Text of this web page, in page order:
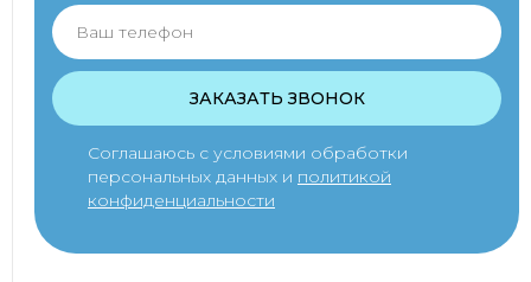
ЗАКАЗАТЬ ЗВОНОК
Соглашаюсь с условиями обработки
персональных данных и политикой
конфиденциальности